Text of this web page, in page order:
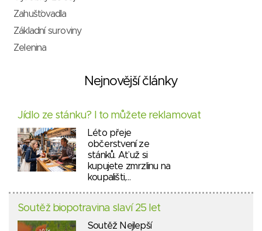
Zahušťovadla
Základní suroviny
Zelenina
Nejnovější články
Jídlo ze stánku? I to můžete reklamovat
Léto přeje
občerstvení ze
stánků. Ať už si
kupujete zmrzlinu na
koupališti,…
Soutěž biopotravina slaví 25 let
Soutěž Nejlepší